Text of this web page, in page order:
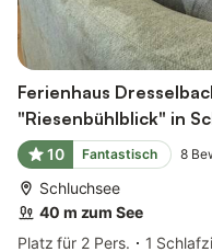
Ferienhaus
"Riesenbühlblick" in
10 Fantastisch 8
Schluchsee
40 m zum See
Platz für 2 Pers.
1